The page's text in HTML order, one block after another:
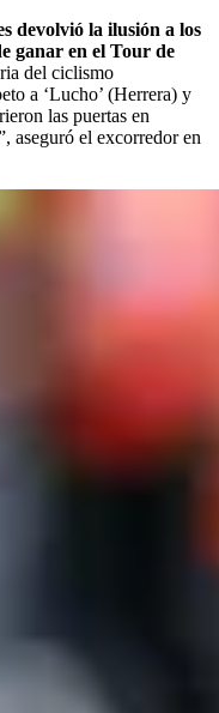
devolvió la ilusión a los
ganar en el Tour de
del ciclismo
a ‘Lucho’ (Herrera) y
las puertas en
aseguró el excorredor en